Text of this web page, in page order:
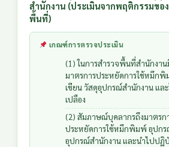
สำนักงาน (ประเมินจากพฤติกรรมขอ
พื้นที่)
เกณฑ์การตรวจประเมิน
(1) ในการสำรวจพื้นที่สำนักงา
มาตรการประหยัดการใช้หมึกพิ
เขียน วัสดุอุปกรณ์สำนักงาน แล
เปลือง
(2) สัมภาษณ์บุคลากรถึงมาตรก
ประหยัดการใช้หมึกพิมพ์ อุปกร
อุปกรณ์สำนักงาน และนำไปปฏิ